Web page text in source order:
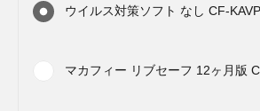
ウイルス対策ソフト なし CF-
マカフィー リブセーフ 12ヶ月版